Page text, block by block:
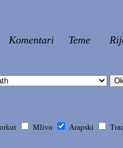
Komentari Teme
Mlivo Arapski